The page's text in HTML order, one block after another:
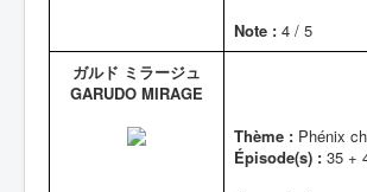
Note : 4 / 5
ガルド ミラージュ
GARUDO MIRAGE
Thème : Phénix
Épisode(s) : 35 +